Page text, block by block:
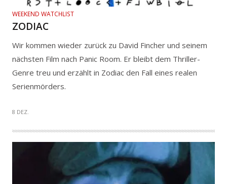
WEEKEND WATCHLIST
ZODIAC
Wir kommen wieder zurück zu David Fincher und seinem
nächsten Film nach Panic Room. Er bleibt dem Thriller-
Genre treu und erzählt in Zodiac den Fall eines realen
Serienmörders.
8 DEZ.